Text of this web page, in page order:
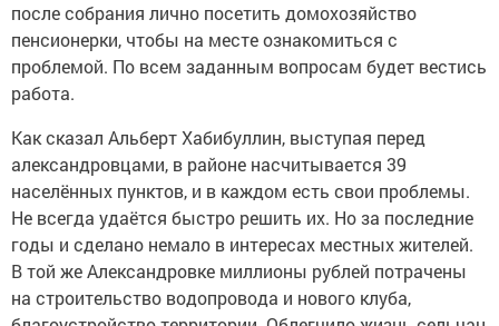
после собрания лично посетить домохозяйство
пенсионерки, чтобы на месте ознакомиться с
проблемой. По всем заданным вопросам будет вестись
работа.
Как сказал Альберт Хабибуллин, выступая перед
александровцами, в районе насчитывается 39
населённых пунктов, и в каждом есть свои проблемы.
Не всегда удаётся быстро решить их. Но за последние
годы и сделано немало в интересах местных жителей.
В той же Александровке миллионы рублей потрачены
на строительство водопровода и нового клуба,